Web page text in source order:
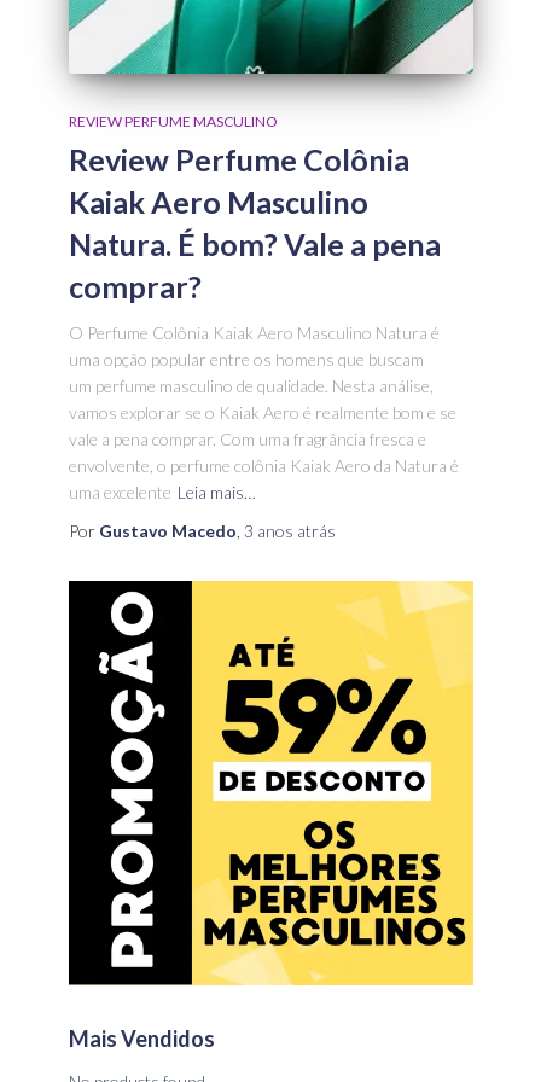
REVIEW PERFUME MASCULINO
Review Perfume Colônia
Kaiak Aero Masculino
Natura. É bom? Vale a pena
comprar?
O Perfume Colônia Kaiak Aero Masculino Natura é
uma opção popular entre os homens que buscam
um perfume masculino de qualidade. Nesta análise,
vamos explorar se o Kaiak Aero é realmente bom e se
vale a pena comprar. Com uma fragrância fresca e
envolvente, o perfume colônia Kaiak Aero da Natura é
uma excelente Leia mais…
Por Gustavo Macedo 3 anos atrás
Mais Vendidos